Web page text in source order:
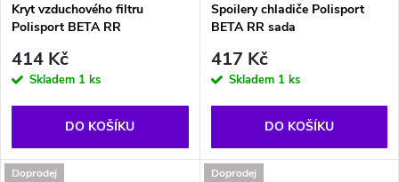
Kryt vzduchového filtru
Polisport BETA RR
414 Kč
Skladem 1 ks
DO KOŠÍKU
Spoilery chladiče Polisport
BETA RR sada
417 Kč
Skladem 1 ks
DO KOŠÍKU
Doprodej Doprodej